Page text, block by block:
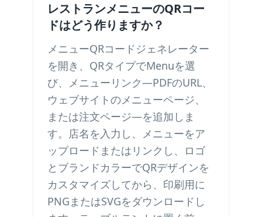
レストランメニューのQRコー
ドはどう作りますか？
メニューQRコードジェネレーター
を開き、QRタイプでMenuを選
び、メニューリンク—PDFのURL、
ウェブサイトのメニューページ、
または注文ページ—を追加しま
す。店名を入力し、メニューをア
ップロードまたはリンクし、ロゴ
とブランドカラーでQRデザインを
カスタマイズしてから、印刷用に
PNGまたはSVGをダウンロードし